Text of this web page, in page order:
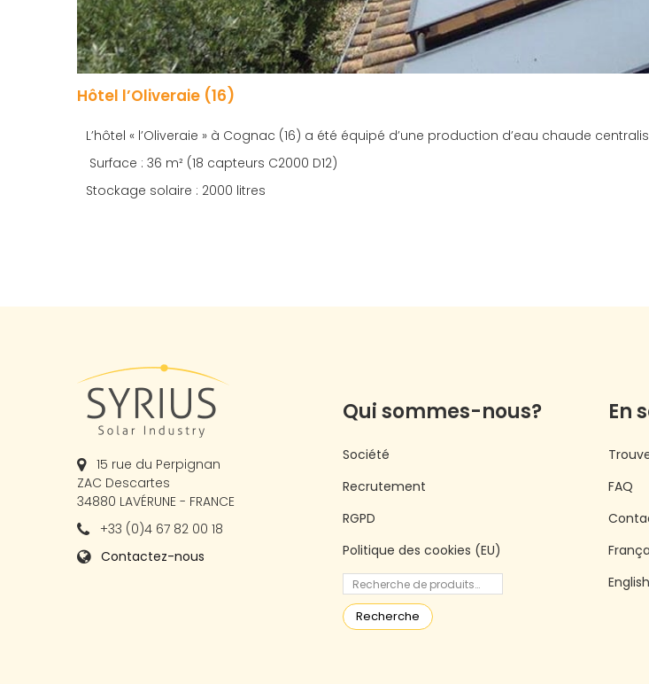
Hôtel l’Oliveraie (16)
L’hôtel « l’Oliveraie » à Cognac (16) a été équipé d’une production d’eau chaude
Surface : 36 m² (18 capteurs C2000 D12)
Stockage solaire : 2000 litres
15 rue du Perpignan
ZAC Descartes
34880 LAVÉRUNE - FRANCE
+33 (0)4 67 82 00 18
Contactez-nous
Qui sommes-nous?
Société
Recrutement
RGPD
Politique des cookies (EU)
Recherche
En
FAQ
English